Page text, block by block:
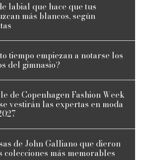
labial que hace que tus
más blancos, según
tiempo empiezan a notarse los
del gimnasio?
de Copenhagen Fashion Week
se vestirán las expertas en moda
de John Galliano que dieron
colecciones más memorables